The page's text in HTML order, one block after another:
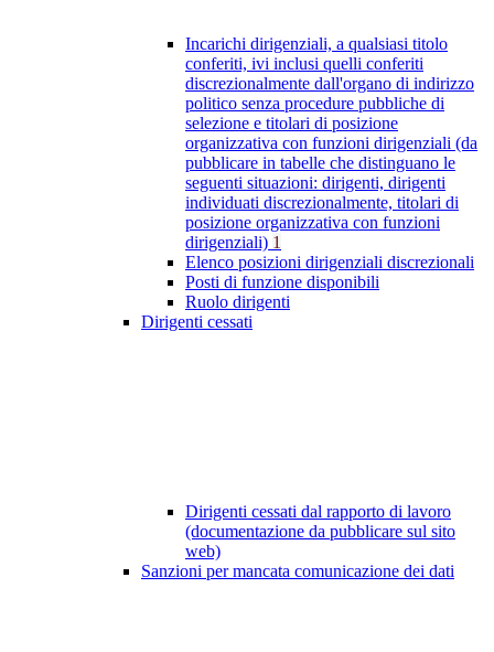
Incarichi dirigenziali, a qualsiasi titolo
conferiti, ivi inclusi quelli conferiti
discrezionalmente dall'organo di indirizzo
politico senza procedure pubbliche di
selezione e titolari di posizione
organizzativa con funzioni dirigenziali (da
pubblicare in tabelle che distinguano le
seguenti situazioni: dirigenti, dirigenti
individuati discrezionalmente, titolari di
posizione organizzativa con funzioni
dirigenziali) 1
Elenco posizioni dirigenziali discrezionali
Posti di funzione disponibili
Ruolo dirigenti
Dirigenti cessati
Dirigenti cessati dal rapporto di lavoro
(documentazione da pubblicare sul sito
web)
Sanzioni per mancata comunicazione dei dati